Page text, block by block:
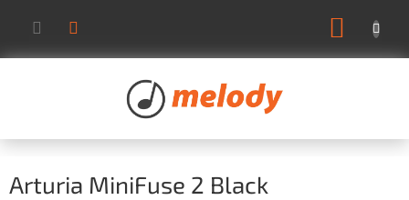
obsah
Arturia MiniFuse 2 Black